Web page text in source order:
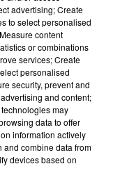
advertising; Create
to select personalised
content
or combinations
services; Create
personalised
security, prevent and
and content;
may
data to offer
information actively
and combine data from
devices based on